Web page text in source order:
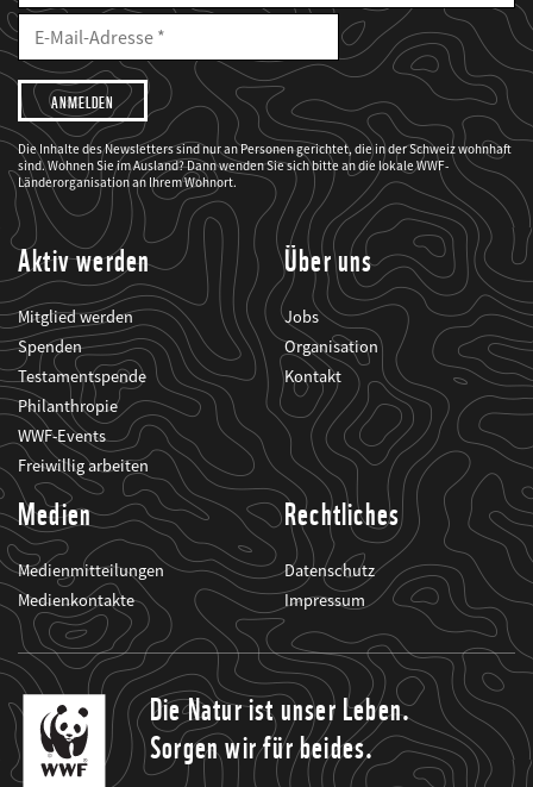
E-
Mailadresse
E-
Adresse
Ich
möchte,
dass
der
WWF
mich
über
seine
Projekte
informiert.
Die Inhalte des Newsletters sind nur an Personen gerichtet, die in der Schweiz wohnhaft
sind. Wohnen Sie im Ausland? Dann wenden Sie sich bitte an die lokale WWF-
Länderorganisation an Ihrem Wohnort.
Aktiv werden
Mitglied werden
Spenden
Testamentspende
Philanthropie
WWF-Events
Freiwillig arbeiten
Über uns
Jobs
Organisation
Kontakt
Medien
Medienmitteilungen
Medienkontakte
Rechtliches
Datenschutz
Impressum
Die Natur ist unser Leben.
Sorgen wir für beides.